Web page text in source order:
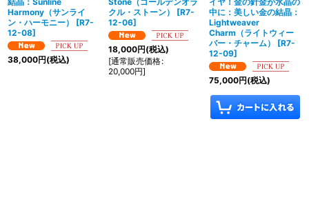
Harmony（サンライ
ン・ハーモニー）
[R7-
12-08]
38,000円(税込)
クル・ストーン）
[R7-
12-06]
18,000円(税込)
[通常販売価格:
20,000円]
中に：美しい金の結晶：
Lightweaver
Charm（ライトウィー
バー・チャーム）
[R7-
12-09]
75,000円(税込)